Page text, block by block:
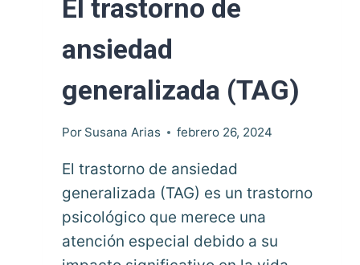
El trastorno de
ansiedad
generalizada (TAG)
Por Susana Arias febrero 26, 2024
El trastorno de ansiedad
generalizada (TAG) es un trastorno
psicológico que merece una
atención especial debido a su